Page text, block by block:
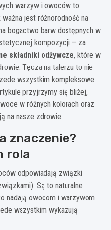
warzyw i owoców to
jest różnorodność na
bogactwo barw dostępnych w
kompozycji – za
składniki odżywcze, które w
Tęcza na talerzu to nie
wszystkim kompleksowe
przyjrzymy się bliżej,
w różnych kolorach oraz
na nasze zdrowie.
znaczenie?
rola
odpowiadają związki
Są to naturalne
nadają owocom i warzywom
wszystkim wykazują